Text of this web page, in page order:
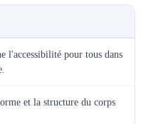
l'accessibilité pour tous dans
et la structure du corps